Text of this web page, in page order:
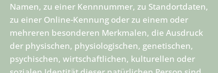
Namen, zu einer Kennnummer, zu Standortdaten,
zu einer Online-Kennung oder zu einem oder
mehreren besonderen Merkmalen, die Ausdruck
der physischen, physiologischen, genetischen,
psychischen, wirtschaftlichen, kulturellen oder